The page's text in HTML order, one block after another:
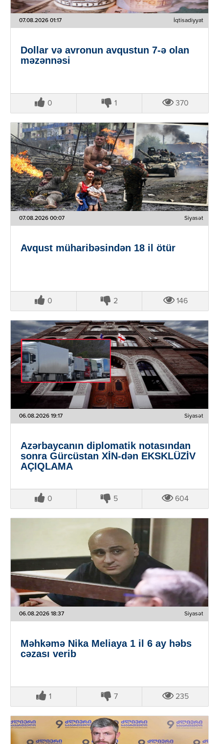
07.08.2026 01:17 İqtisadiyyat
Dollar və avronun avqustun 7-ə olan
məzənnəsi
0 1 370
07.08.2026 00:07 Siyasət
Avqust müharibəsindən 18 il ötür
0 2 146
06.08.2026 19:17 Siyasət
Azərbaycanın diplomatik notasından
sonra Gürcüstan XİN-dən EKSKLÜZİV
AÇIQLAMA
0 5 604
06.08.2026 18:37 Siyasət
Məhkəmə Nika Meliaya 1 il 6 ay həbs
cəzası verib
1 7 235